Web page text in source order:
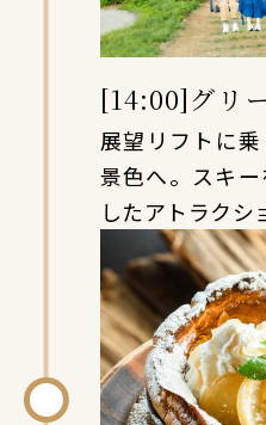
[14:00]グリ
展望リフトに
景色へ。スキ
したアトラクシ